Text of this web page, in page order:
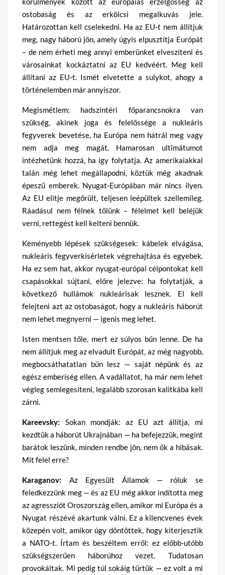
ostobaság és az erkölcsi megalkuvás jele.
Határozottan kell cselekedni. Ha az EU-t nem állítjuk
meg, nagy háború jön, amely úgyis elpusztítja Európát
– de nem érheti meg annyi emberünket elveszíteni és
városainkat kockáztatni az EU kedvéért. Meg kell
állítani az EU-t. Ismét elvetette a sulykot, ahogy a
történelemben már annyiszor.
Megismétlem: hadszíntéri főparancsnokra van
szükség, akinek joga és felelőssége a nukleáris
fegyverek bevetése, ha Európa nem hátrál meg vagy
nem adja meg magát. Hamarosan ultimátumot
intézhetünk hozzá, ha így folytatja. Az amerikaiakkal
talán még lehet megállapodni, köztük még akadnak
épeszű emberek. Nyugat-Európában már nincs ilyen.
Az EU elitje megőrült, teljesen leépültek szellemileg.
Ráadásul nem félnek tőlünk – félelmet kell beléjük
verni, rettegést kell kelteni bennük.
Keményebb lépések szükségesek: kábelek elvágása,
nukleáris fegyverkísérletek végrehajtása és egyebek.
Ha ez sem hat, akkor nyugat-európai célpontokat kell
csapásokkal sújtani, előre jelezve: ha folytatják, a
következő hullámok nukleárisak lesznek. El kell
felejteni azt az ostobaságot, hogy a nukleáris háborút
nem lehet megnyerni — igenis meg lehet.
Isten mentsen tőle, mert ez súlyos bűn lenne. De ha
nem állítjuk meg az elvadult Európát, az még nagyobb,
megbocsáthatatlan bűn lesz — saját népünk és az
egész emberiség ellen. A vadállatot, ha már nem lehet
végleg semlegesíteni, legalább szorosan kalitkába kell
zárni.
Kareevsky: Sokan mondják: az EU azt állítja, mi
kezdtük a háborút Ukrajnában — ha befejezzük, megint
barátok leszünk, minden rendbe jön, nem ők a hibásak.
Mit felel erre?
Karaganov: Az Egyesült Államok — róluk se
feledkezzünk meg — és az EU még akkor indította meg
az agressziót Oroszország ellen, amikor mi Európa és a
Nyugat részévé akartunk válni. Ez a kilencvenes évek
közepén volt, amikor úgy döntöttek, hogy kiterjesztik
a NATO-t. Írtam és beszéltem erről: ez előbb-utóbb
szükségszerűen háborúhoz vezet. Tudatosan
provokáltak. Mi pedig túl sokáig tűrtük — ez volt a mi